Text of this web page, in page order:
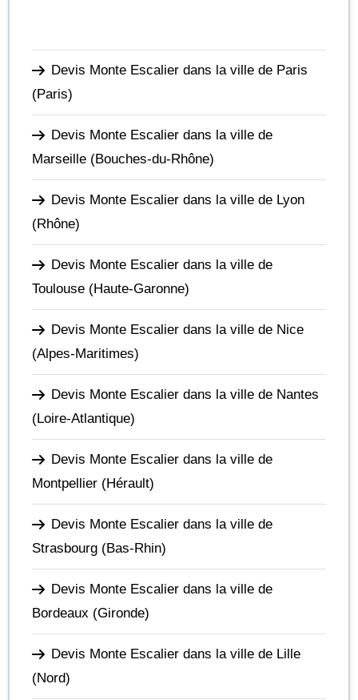
Devis Monte Escalier dans la ville de Paris
(Paris)
Devis Monte Escalier dans la ville de
Marseille (Bouches-du-Rhône)
Devis Monte Escalier dans la ville de Lyon
(Rhône)
Devis Monte Escalier dans la ville de
Toulouse (Haute-Garonne)
Devis Monte Escalier dans la ville de Nice
(Alpes-Maritimes)
Devis Monte Escalier dans la ville de Nantes
(Loire-Atlantique)
Devis Monte Escalier dans la ville de
Montpellier (Hérault)
Devis Monte Escalier dans la ville de
Strasbourg (Bas-Rhin)
Devis Monte Escalier dans la ville de
Bordeaux (Gironde)
Devis Monte Escalier dans la ville de Lille
(Nord)